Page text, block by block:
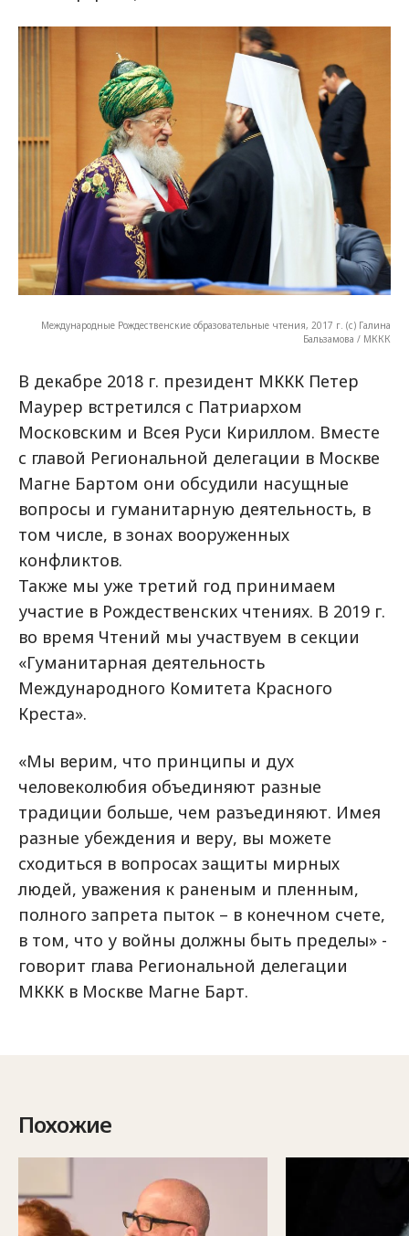
Международные Рождественские образовательные чтения, 2017 г. (с) Галина
Бальзамова / МККК
В декабре 2018 г. президент МККК Петер
Маурер встретился с Патриархом
Московским и Всея Руси Кириллом. Вместе
с главой Региональной делегации в Москве
Магне Бартом они обсудили насущные
вопросы и гуманитарную деятельность, в
том числе, в зонах вооруженных
конфликтов.
Также мы уже третий год принимаем
участие в Рождественских чтениях. В 2019 г.
во время Чтений мы участвуем в секции
«Гуманитарная деятельность
Международного Комитета Красного
Креста».
«Мы верим, что принципы и дух
человеколюбия объединяют разные
традиции больше, чем разъединяют. Имея
разные убеждения и веру, вы можете
сходиться в вопросах защиты мирных
людей, уважения к раненым и пленным,
полного запрета пыток – в конечном счете,
в том, что у войны должны быть пределы» -
говорит глава Региональной делегации
МККК в Москве Магне Барт.
Похожие